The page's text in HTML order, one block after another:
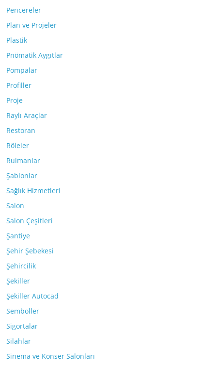
Pencereler
Plan ve Projeler
Plastik
Pnömatik Aygıtlar
Pompalar
Profiller
Proje
Raylı Araçlar
Restoran
Röleler
Rulmanlar
Şablonlar
Sağlık Hizmetleri
Salon
Salon Çeşitleri
Şantiye
Şehir Şebekesi
Şehircilik
Şekiller
Şekiller Autocad
Semboller
Sigortalar
Silahlar
Sinema ve Konser Salonları